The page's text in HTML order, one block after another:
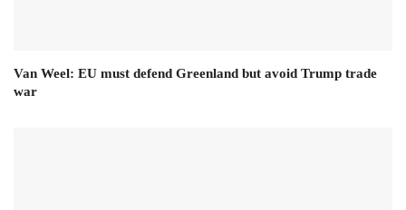
Van Weel: EU must defend Greenland but avoid Trump trade
war